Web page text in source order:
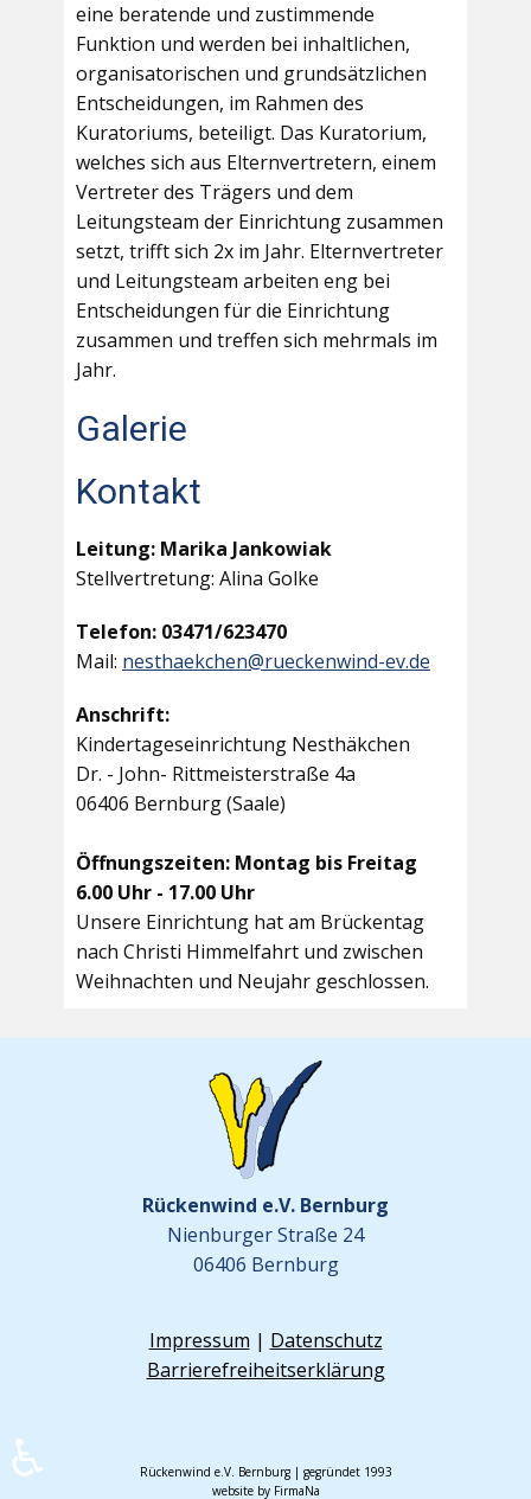
eine beratende und zustimmende
Funktion und werden bei inhaltlichen,
organisatorischen und grundsätzlichen
Entscheidungen, im Rahmen des
Kuratoriums, beteiligt. Das Kuratorium,
welches sich aus Elternvertretern, einem
Vertreter des Trägers und dem
Leitungsteam der Einrichtung zusammen
setzt, trifft sich 2x im Jahr. Elternvertreter
und Leitungsteam arbeiten eng bei
Entscheidungen für die Einrichtung
zusammen und treffen sich mehrmals im
Jahr.
Galerie
Kontakt
Leitung: Marika Jankowiak
Stellvertretung: Alina Golke
Telefon: 03471/623470
Mail: nesthaekchen@rueckenwind-ev.de
Anschrift:
Kindertageseinrichtung Nesthäkchen
Dr. - John- Rittmeisterstraße 4a
06406 Bernburg (Saale)
Öffnungszeiten: Montag bis Freitag
6.00 Uhr - 17.00 Uhr
Unsere Einrichtung hat am Brückentag
nach Christi Himmelfahrt und zwischen
Weihnachten und Neujahr geschlossen.
Rückenwind e.V. Bernburg
Nienburger Straße 24
06406 Bernburg
Impressum | Datenschutz
Barrierefreiheitserklärung
Rückenwind e.V. Bernburg | gegründet 1993
website by FirmaNa